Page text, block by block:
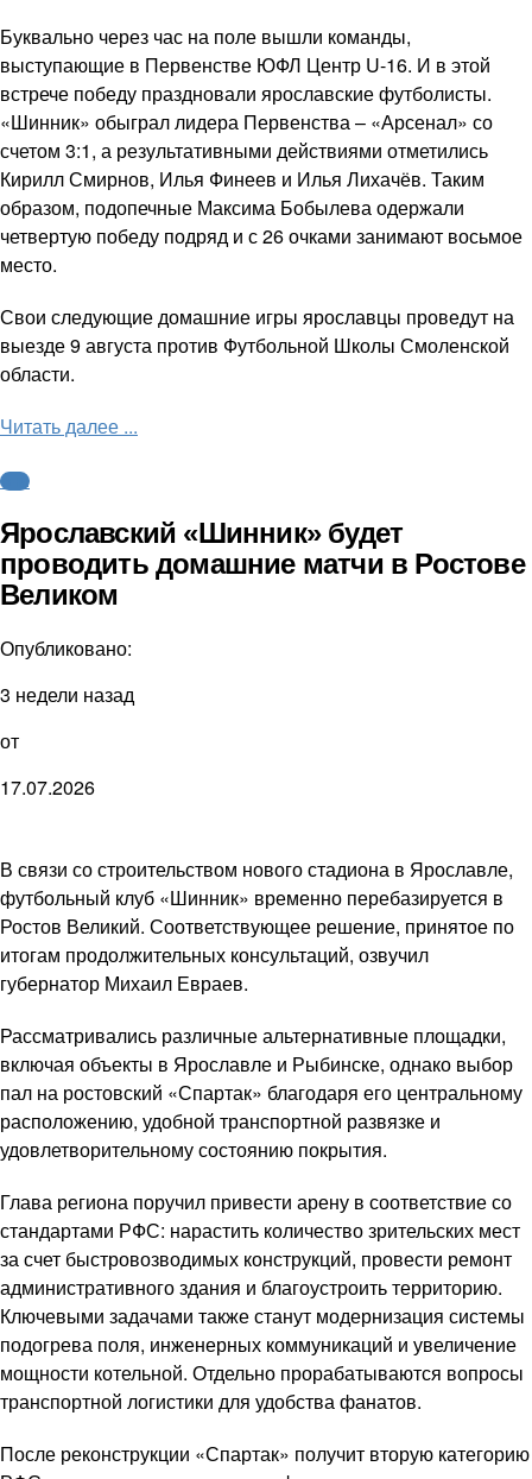
Буквально через час на поле вышли команды,
выступающие в Первенстве ЮФЛ Центр U-16. И в этой
встрече победу праздновали ярославские футболисты.
«Шинник» обыграл лидера Первенства – «Арсенал» со
счетом 3:1, а результативными действиями отметились
Кирилл Смирнов, Илья Финеев и Илья Лихачёв. Таким
образом, подопечные Максима Бобылева одержали
четвертую победу подряд и с 26 очками занимают восьмое
место.
Свои следующие домашние игры ярославцы проведут на
выезде 9 августа против Футбольной Школы Смоленской
области.
Читать далее ...
ФНЛ
Ярославский «Шинник» будет
проводить домашние матчи в Ростове
Великом
Опубликовано:
3 недели назад
от
17.07.2026
В связи со строительством нового стадиона в Ярославле,
футбольный клуб «Шинник» временно перебазируется в
Ростов Великий. Соответствующее решение, принятое по
итогам продолжительных консультаций, озвучил
губернатор Михаил Евраев.
Рассматривались различные альтернативные площадки,
включая объекты в Ярославле и Рыбинске, однако выбор
пал на ростовский «Спартак» благодаря его центральному
расположению, удобной транспортной развязке и
удовлетворительному состоянию покрытия.
Глава региона поручил привести арену в соответствие со
стандартами РФС: нарастить количество зрительских мест
за счет быстровозводимых конструкций, провести ремонт
административного здания и благоустроить территорию.
Ключевыми задачами также станут модернизация системы
подогрева поля, инженерных коммуникаций и увеличение
мощности котельной. Отдельно прорабатываются вопросы
транспортной логистики для удобства фанатов.
После реконструкции «Спартак» получит вторую категорию